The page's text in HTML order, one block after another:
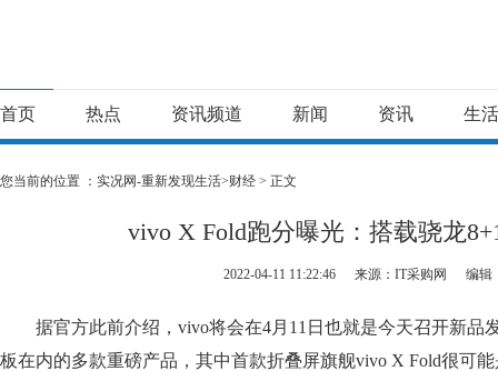
首页 热点 资讯频道 新闻 资讯 生活
您当前的位置 ： 实况网-重新发现生活>财经 > 正文
vivo X Fold跑分曝光：搭载骁龙
2022-04-11 11:22:46 来源：IT采购网 编辑
据官方此前介绍，vivo将会在4月11日也就是今天召开新品
板在内的多款重磅产品，其中首款折叠屏旗舰vivo X Fold很可